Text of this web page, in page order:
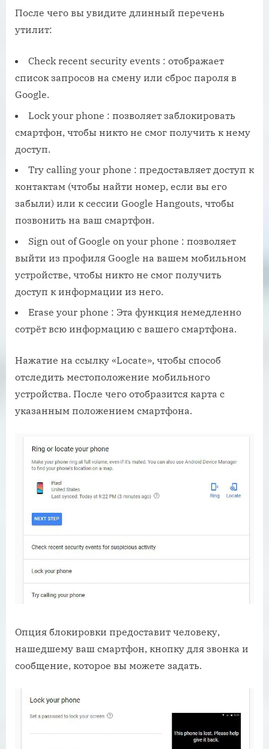
После чего вы увидите длинный перечень
утилит:
Check recent security events : отображает
список запросов на смену или сброс пароля в
Google.
Lock your phone : позволяет заблокировать
смартфон, чтобы никто не смог получить к нему
доступ.
Try calling your phone : предоставляет доступ к
контактам (чтобы найти номер, если вы его
забыли) или к сессии Google Hangouts, чтобы
позвонить на ваш смартфон.
Sign out of Google on your phone : позволяет
выйти из профиля Google на вашем мобильном
устройстве, чтобы никто не смог получить
доступ к информации из него.
Erase your phone : Эта функция немедленно
сотрёт всю информацию с вашего смартфона.
Нажатие на ссылку «Locate», чтобы способ
отследить местоположение мобильного
устройства. После чего отобразится карта с
указанным положением смартфона.
Опция блокировки предоставит человеку,
нашедшему ваш смартфон, кнопку для звонка и
сообщение, которое вы можете задать.